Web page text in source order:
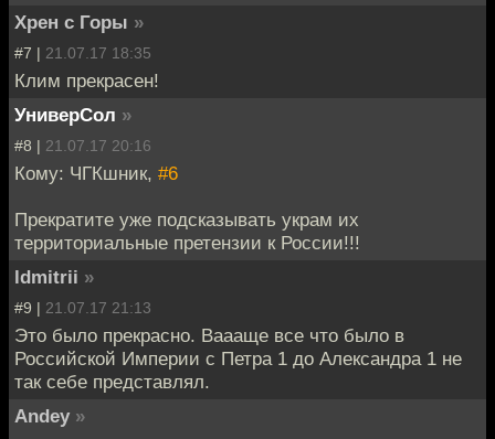
Хрен с Горы »
#7 | 21.07.17 18:35
Клим прекрасен!
УниверСол »
#8 | 21.07.17 20:16
Кому: ЧГКшник, #6
Прекратите уже подсказывать украм их
территориальные претензии к России!!!
ldmitrii »
#9 | 21.07.17 21:13
Это было прекрасно. Ваааще все что было в
Российской Империи с Петра 1 до Александра 1 не
так себе представлял.
Andey »